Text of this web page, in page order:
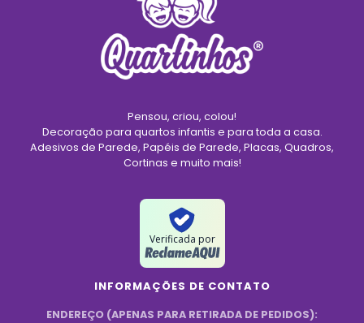
Pensou, criou, colou!
Decoração para quartos infantis e para toda a casa.
Adesivos de Parede, Papéis de Parede, Placas, Quadros,
Cortinas e muito mais!
Verificada por
INFORMAÇÕES DE CONTATO
ENDEREÇO (APENAS PARA RETIRADA DE PEDIDOS):